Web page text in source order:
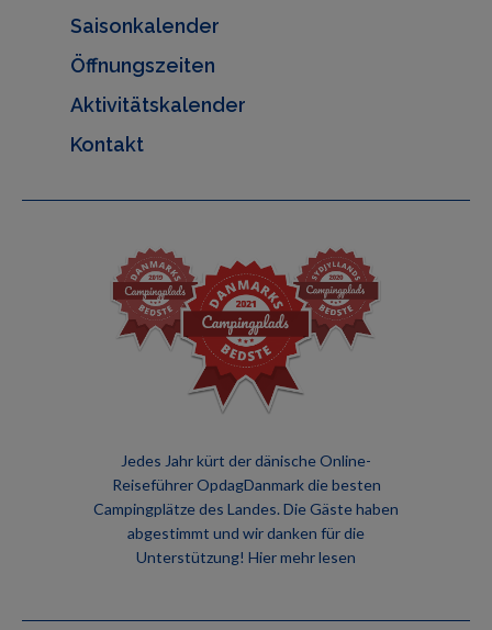
Saisonkalender
Öffnungszeiten
Aktivitätskalender
Kontakt
Jedes Jahr kürt der dänische Online-
Reiseführer OpdagDanmark die besten
Campingplätze des Landes. Die Gäste haben
abgestimmt und wir danken für die
Unterstützung! Hier mehr lesen